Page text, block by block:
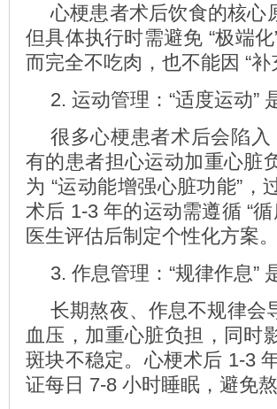
心梗患者术后饮食的核心
但具体执行时需避免 “极端
而完全不吃肉，也不能因 “
2. 运动管理：“适度运动”
很多心梗患者术后会陷入
有的患者担心运动加重心脏
为 “运动能增强心脏功能”
术后 1-3 年的运动需遵循 “
医生评估后制定个性化方案。
3. 作息管理：“规律作息”
长期熬夜、作息不规律会
血压，加重心脏负担，同时
斑块不稳定。心梗术后 1-3
证每日 7-8 小时睡眠，避免